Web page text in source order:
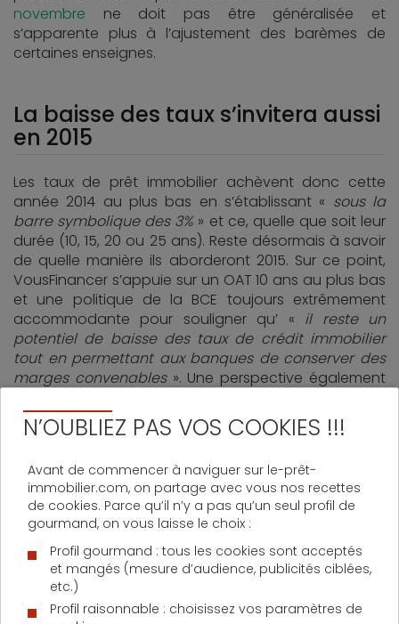
novembre ne doit pas être généralisée et
s’apparente plus à l’ajustement des barèmes de
certaines enseignes.
La baisse des taux s’invitera aussi
en 2015
Les taux de prêt immobilier achèvent donc cette
année 2014 au plus bas en s’établissant « sous la
barre symbolique des 3% » et ce, quelle que soit leur
durée (10, 15, 20 ou 25 ans). Reste désormais à savoir
de quelle manière ils aborderont 2015. Sur ce point,
VousFinancer s’appuie sur un OAT 10 ans au plus bas
et une politique de la BCE toujours extrêmement
accommodante pour souligner qu’ « il reste un
potentiel de baisse des taux de crédit immobilier
tout en permettant aux banques de conserver des
marges convenables». Une perspective également
Immoprêt, qui précise qu’ «à contrario de
nombreuses observations, il est de nouveau
baisse très légèrement dans les trois prochains mois
Actualité sur le même sujet :
– pas de remontée des taux avant l’automne
2015
Guide du crédit immobilier :
Taux de prêt
immobilier – Consultez nos prévisions pour les
N’OUBLIEZ PAS VOS COOKIES !!!
Avant de commencer à naviguer sur le-prêt-
immobilier.com, on partage avec vous nos recettes
de cookies. Parce qu’il n’y a pas qu’un seul profil de
gourmand, on vous laisse le choix :
Profil gourmand : tous les cookies sont acceptés
et mangés (mesure d’audience, publicités ciblées,
etc.)
Profil raisonnable : choisissez vos paramètres de